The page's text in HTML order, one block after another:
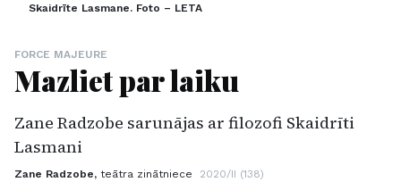
Skaidrīte Lasmane. Foto – LETA
FORCE MAJEURE
Mazliet par laiku
Zane Radzobe sarunājas ar filozofi Skaidrīti
Lasmani
Zane Radzobe, teātra zinātniece 2020/II (138)